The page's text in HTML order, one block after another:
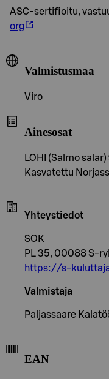
ASC-sertifioitu,
org
Valmistusmaa
Viro
Ainesosat
LOHI (Salmo
Kasvatettu
Yhteystiedot
SOK
PL 35, 00088 S-
https://s-
Valmistaja
Paljassaare
EAN